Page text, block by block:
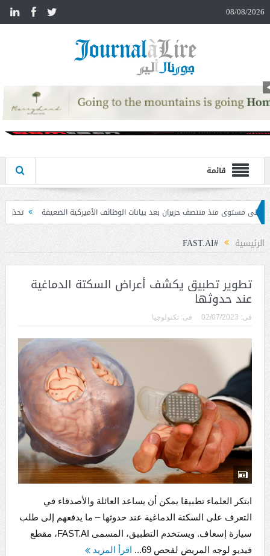
08/08/2026
قائمة
بعد بيانات الوظائف الأميركية الضعيفة تحذير المواطنين من مشاركة رمز الـ OTP
الرئيسية #FAST.AI
تطوير تطبيق يكشف أعراض السكتة الدماغية
عند حدوثها
فى: 02/07/2023 فى: تكنولوجيا
ابتكر العلماء تطبيقا يمكن أن يساعد العائلة والأصدقاء في
التعرف على السكتة الدماغية عند حدوثها – ما يدفعهم إلى طلب
سيارة إسعاف. ويستخدم التطبيق، المسمى FAST.AI، مقطع
فيديو لوجه المريض لفحص 69...
اقرأ المزيد